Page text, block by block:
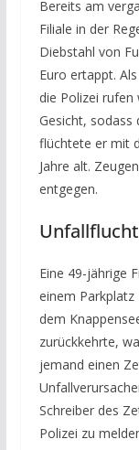
Bereits am
Filiale in der
Diebstahl von
Euro ertappt.
die Polizei rufen
Gesicht, sodass
flüchtete er mit
Jahre alt.
entgegen.
Eine 49-jährige
einem Parkplatz
dem
zurückkehrte,
jemand einen
Schreiber des
Polizei zu